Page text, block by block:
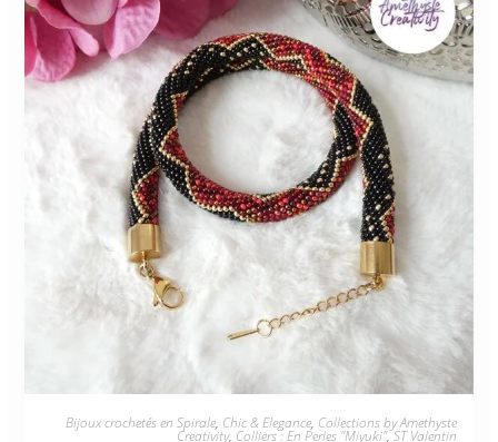
JE L'ADOPTE
Bijoux crochetés en Spirale, Chic & Elegance, Collections by Amethyste
Creativity, Colliers : En Perles "Miyuki",ST Valentin